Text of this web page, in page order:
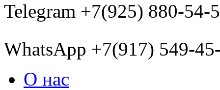
Telegram +7(925) 880-54-
WhatsApp +7(917) 549-
О нас